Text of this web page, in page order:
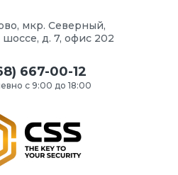
мкр. Северный,
д. 7, офис 202
667-00-12
с 9:00 до 18:00